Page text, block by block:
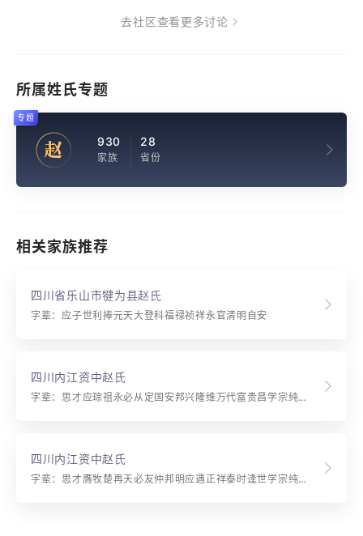
去社区查看更多讨论
所属姓氏专题
赵 930
家族
28
省份
专题
相关家族推荐
四川省乐山市犍为县赵氏
字辈：应子世利捧元天大登科福禄祯祥永官清明自安
四川内江资中赵氏
字辈：思才应琮祖永必从定国安邦兴隆维万代富贵昌学宗纯修品行守名士训尚志能中立近仁方荣庆
四川内江资中赵氏
字辈：思才膺牧楚再天必友仲邦明应遇正祥泰时逢世学宗纯修品行守名士训尚志能中立近仁方荣庆